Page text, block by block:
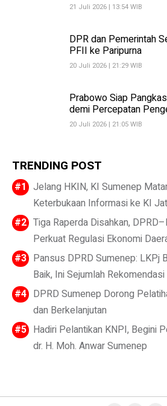
21 Juli 2026 | 13:54 WIB
DPR dan Pemerintah
PFII ke Paripurna
20 Juli 2026 | 21:29 WIB
Prabowo Siap
demi Percepatan
20 Juli 2026 | 21:05 WIB
TRENDING POST
Jelang HKIN, KI Sumenep
Keterbukaan Informasi ke KI
Tiga Raperda Disahkan,
Perkuat Regulasi Ekonomi
Pansus DPRD Sumenep: LKPj
Baik, Ini Sejumlah
DPRD Sumenep Dorong
dan Berkelanjutan
Hadiri Pelantikan KNPI, Begini
dr. H. Moh. Anwar Sumenep